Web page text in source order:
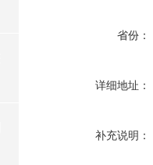
省份：
详细地址：
补充说明：